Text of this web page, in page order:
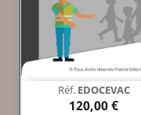
Réf. EDOCEVAC
120,00 €